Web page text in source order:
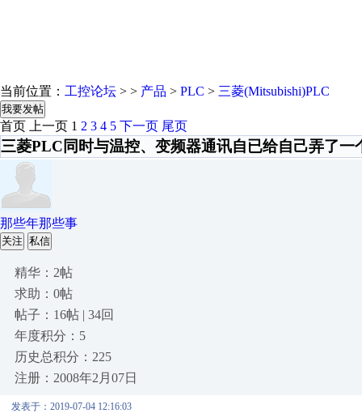
当前位置： 工控论坛 > > 产品 > PLC > 三菱(Mitsubishi)PLC
我要发帖
首页 上一页 1 2 3 4 5 下一页 尾页
三菱PLC同时与温控、变频器通讯自已给自己弄了一
那些年那些事
关注 私信
精华：2帖
求助：0帖
帖子：16帖 | 34回
年度积分：5
历史总积分：225
注册：2008年2月07日
发表于：2019-07-04 12:16:03